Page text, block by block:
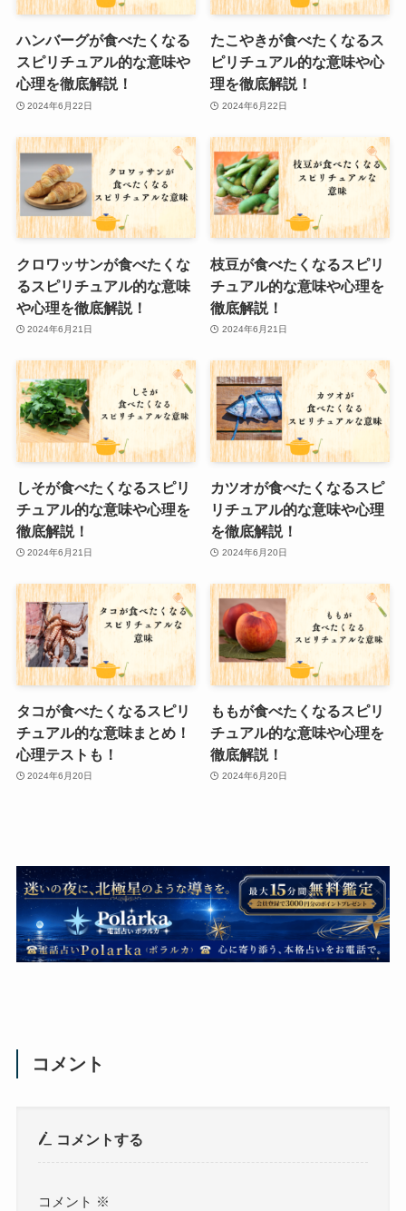
ハンバーグが食べたくなる
スピリチュアル的な意味や
心理を徹底解説！
2024年6月22日
たこやきが食べたくなるス
ピリチュアル的な意味や心
理を徹底解説！
2024年6月22日
クロワッサンが食べたくな
るスピリチュアル的な意味
や心理を徹底解説！
2024年6月21日
枝豆が食べたくなるスピリ
チュアル的な意味や心理を
徹底解説！
2024年6月21日
しそが食べたくなるスピリ
チュアル的な意味や心理を
徹底解説！
2024年6月21日
カツオが食べたくなるスピ
リチュアル的な意味や心理
を徹底解説！
2024年6月20日
タコが食べたくなるスピリ
チュアル的な意味まとめ！
心理テストも！
2024年6月20日
ももが食べたくなるスピリ
チュアル的な意味や心理を
徹底解説！
2024年6月20日
コメント
コメントする
コメント ※